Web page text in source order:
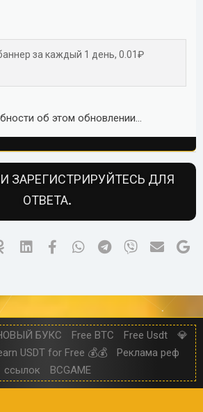
за каждый 1 день, 0.01₽
об этом обновлении...
ЗАРЕГИСТРИРУЙТЕСЬ ДЛЯ
ОТВЕТА.
Ok Linked InFacebookWhatsAppTelegramViber
БУКС Free BTC Free Usdt
💎
USDT for Free 💰💰
Реклама реф
ссылок
BCGAME